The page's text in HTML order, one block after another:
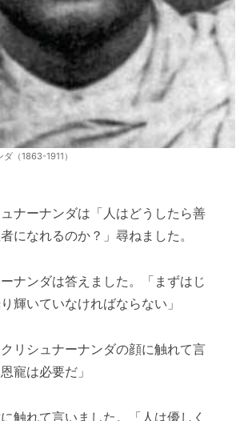
（1863-1911）
ナーナンダは「人はどうしたら善
になれるのか？」尋ねました。
ナンダは答えました。「まずはじ
輝いていなければならない」
リシュナーナンダの顔に触れて言
寵は必要だ」
触れて言いました。「人は優しく